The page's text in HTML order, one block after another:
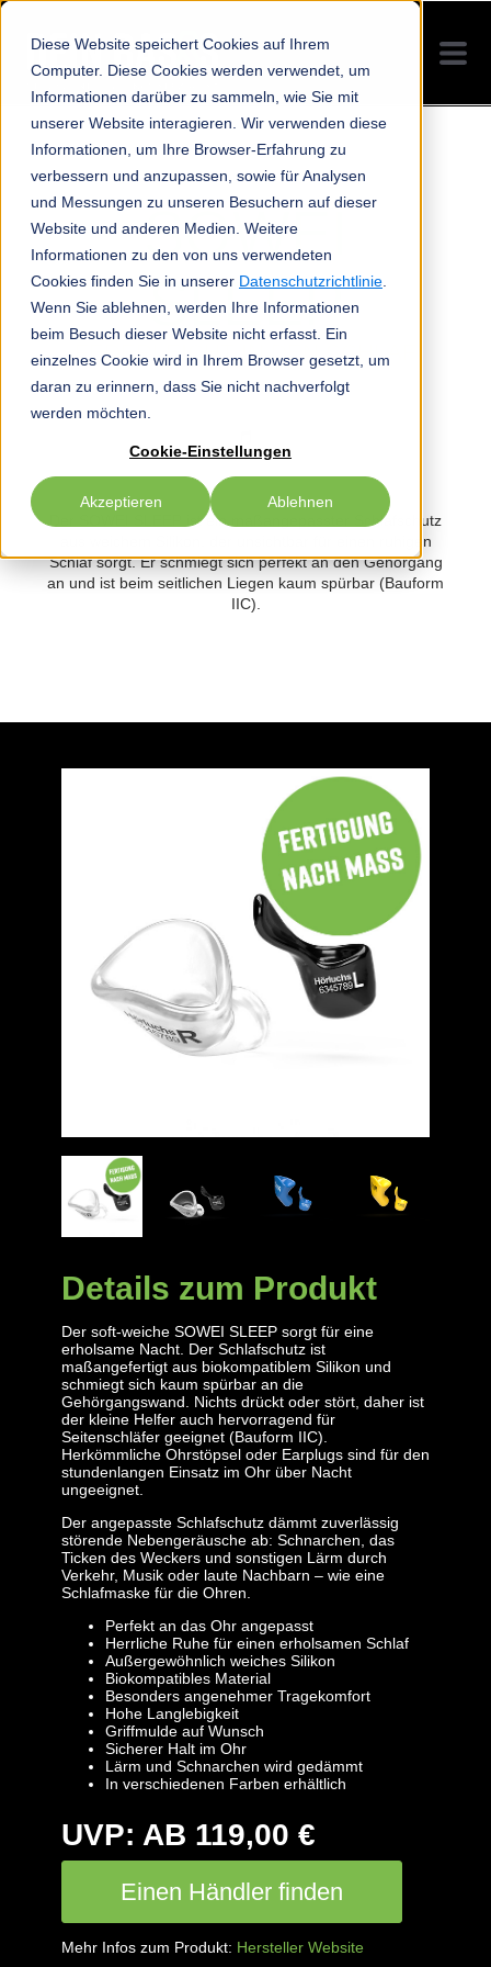
Diese Website speichert Cookies auf Ihrem
Computer. Diese Cookies werden verwendet, um
Informationen darüber zu sammeln, wie Sie mit
unserer Website interagieren. Wir verwenden diese
Informationen, um Ihre Browser-Erfahrung zu
verbessern und anzupassen, sowie für Analysen
und Messungen zu unseren Besuchern auf dieser
Website und anderen Medien. Weitere
Informationen zu den von uns verwendeten
Cookies finden Sie in unserer Datenschutzrichtlinie
Wenn Sie ablehnen, werden Ihre Informationen
beim Besuch dieser Website nicht erfasst. Ein
einzelnes Cookie wird in Ihrem Browser gesetzt, um
daran zu erinnern, dass Sie nicht nachverfolgt
werden möchten.
Cookie-Einstellungen
Akzeptieren Ablehnen
SOWEI
SLEEP
FEDERLEICHT IN DEN SCHLAF
Der SOWEI SLEEP ist ein maßangepasster Schlafschutz
aus weichem Silikon, der unsichtbar für einen ruhigen
Schlaf sorgt. Er schmiegt sich perfekt an den Gehörgang
an und ist beim seitlichen Liegen kaum spürbar (Bauform
IIC).
Details zum Produkt
Der soft-weiche SOWEI SLEEP sorgt für eine
erholsame Nacht. Der Schlafschutz ist
maßangefertigt aus biokompatiblem Silikon und
schmiegt sich kaum spürbar an die
Gehörgangswand. Nichts drückt oder stört, daher ist
der kleine Helfer auch hervorragend für
Seitenschläfer geeignet (Bauform IIC).
Herkömmliche Ohrstöpsel oder Earplugs sind für den
stundenlangen Einsatz im Ohr über Nacht
ungeeignet.
Der angepasste Schlafschutz dämmt zuverlässig
störende Nebengeräusche ab: Schnarchen, das
Ticken des Weckers und sonstigen Lärm durch
Verkehr, Musik oder laute Nachbarn – wie eine
Schlafmaske für die Ohren.
Perfekt an das Ohr angepasst
Herrliche Ruhe für einen erholsamen Schlaf
Außergewöhnlich weiches Silikon
Biokompatibles Material
Besonders angenehmer Tragekomfort
Hohe Langlebigkeit
Griffmulde auf Wunsch
Sicherer Halt im Ohr
Lärm und Schnarchen wird gedämmt
In verschiedenen Farben erhältlich
UVP: AB 119,00 €
Einen Händler finden
Mehr Infos zum Produkt: Hersteller Website